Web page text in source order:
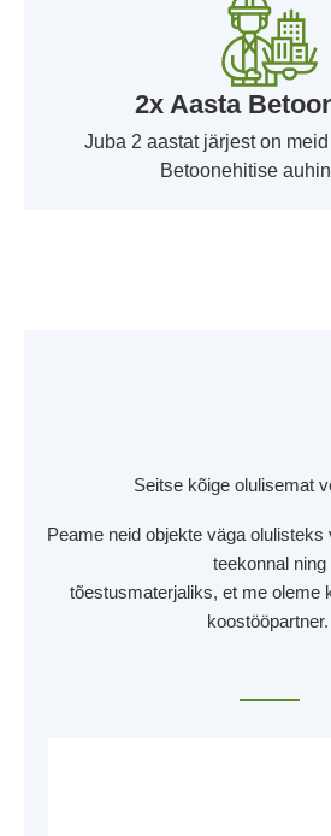
2x Aasta
Juba 2 aastat järjest on
Betoonehitise
Seitse kõige olulisemat
Peame neid objekte väga
teekonnal ning
tõestusmaterjaliks, et me oleme
koostööpartner.